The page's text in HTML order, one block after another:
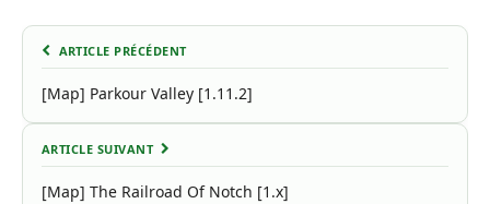
ARTICLE PRÉCÉDENT
[Map] Parkour Valley [1.11.2]
ARTICLE SUIVANT
[Map] The Railroad Of Notch [1.x]